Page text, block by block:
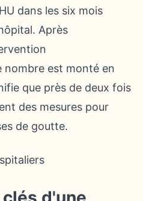
dans les six mois
Après
nombre est monté en
que près de deux fois
des mesures pour
de goutte.